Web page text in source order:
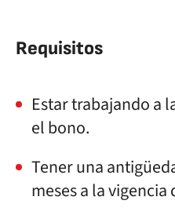
Requisitos
Estar trabajando a
el bono.
Tener una
meses a la vigencia